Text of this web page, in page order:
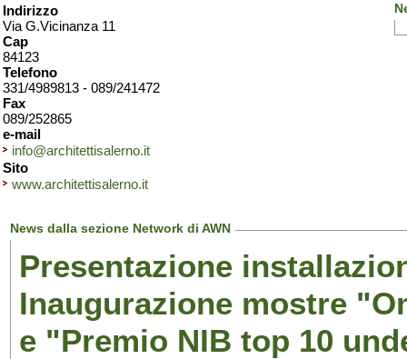
Indirizzo
Via G.Vicinanza 11
Cap
84123
Telefono
331/4989813 - 089/241472
Fax
089/252865
e-mail
info@architettisalerno.it
Sito
www.architettisalerno.it
News dalla sezione Network di AWN
Presentazione
Inaugurazione mostre
e "Premio NIB top 10